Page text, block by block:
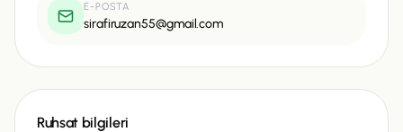
E-POSTA
sirafiruzan55@gmail.com
Ruhsat bilgileri